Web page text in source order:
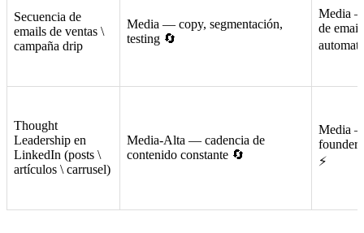
Secuencia de
emails de ventas \
campaña drip
Media — copy, segmentación,
testing 🔄
Media
de
Thought
Leadership en
LinkedIn (posts \
artículos \ carrusel)
Media-Alta — cadencia de
contenido constante 🔄
Media
⚡